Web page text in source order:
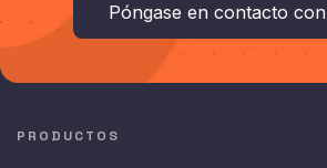
Póngase en contacto
PRODUCTOS